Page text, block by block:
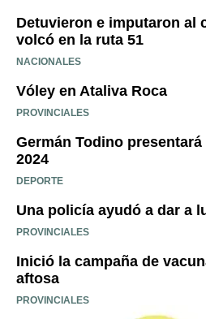
Detuvieron e imputaron al
volcó en la ruta 51
NACIONALES
Vóley en Ataliva Roca
PROVINCIALES
Germán Todino
2024
DEPORTE
Una policía ayudó a dar a
PROVINCIALES
Inició la campaña de
aftosa
PROVINCIALES